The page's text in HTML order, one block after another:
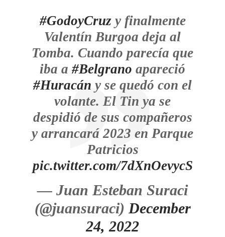
#GodoyCruzy finalmente
Valentín Burgoa deja al
Tomba. Cuando parecía que
iba a #Belgrano apareció
#Huracán y se quedó con el
volante. El Tin ya se
despidió de sus compañeros
y arrancará 2023 en Parque
Patricios
pic.twitter.com/7dXnOevycS
— Juan Esteban Suraci
(@juansuraci) December
24, 2022